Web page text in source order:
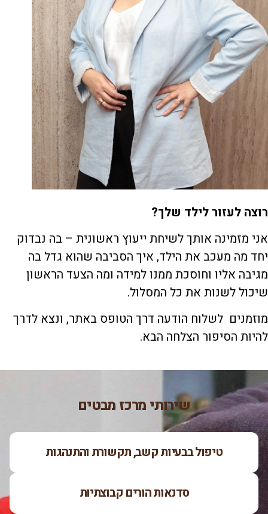
רוצה לעזור לילד שלך?
אני מזמינה אותך לשיחת ייעוץ ראשונית – בה נבדוק
יחד מה מעכב את הילד, איך הסביבה שהוא גדל בה
מגיבה אליו וחוסכת ממנו למידה ומה הצעד הראשון
שיכול לשנות את כל המסלול.
מוזמנים לשלוח הודעה דרך הטופס באתר, ונצא לדרך
להיות הסיפור הצלחה הבא.
שירותי מרכז מבטים
טיפול בבעיות קשב, תקשורת והתנהגות
סדנאות הורים קבוצתיות